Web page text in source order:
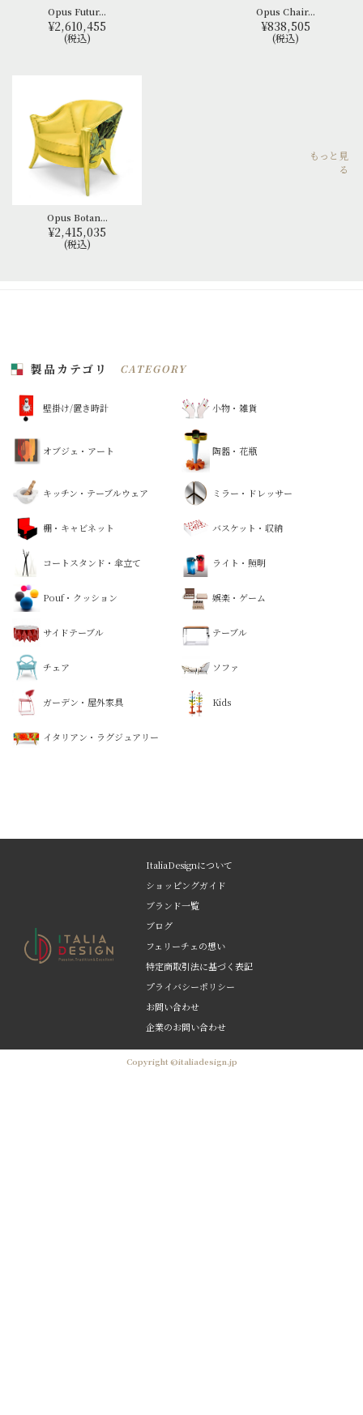
Opus Futur...
¥2,610,455
(税込)
Opus Chair...
¥838,505
(税込)
Opus Botan...
¥2,415,035
(税込)
もっと見
る
製品カテゴリ CATEGORY
壁掛け/置き時計 小物・雑貨
オブジェ・アート 陶器・花瓶
キッチン・テーブルウェア ミラー・ドレッサー
棚・キャビネット バスケット・収納
コートスタンド・傘立て ライト・照明
Pouf・クッション 娯楽・ゲーム
サイドテーブル テーブル
チェア ソファ
ガーデン・屋外家具 Kids
イタリアン・ラグジュアリー
ItaliaDesignについて
ショッピングガイド
ブランド一覧
ブログ
フェリーチェの想い
特定商取引法に基づく表記
プライバシーポリシー
お問い合わせ
企業のお問い合わせ
Copyright ©italiadesign.jp